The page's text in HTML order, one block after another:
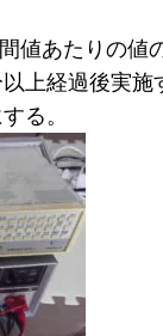
値あたりの値
上経過後実施
る。